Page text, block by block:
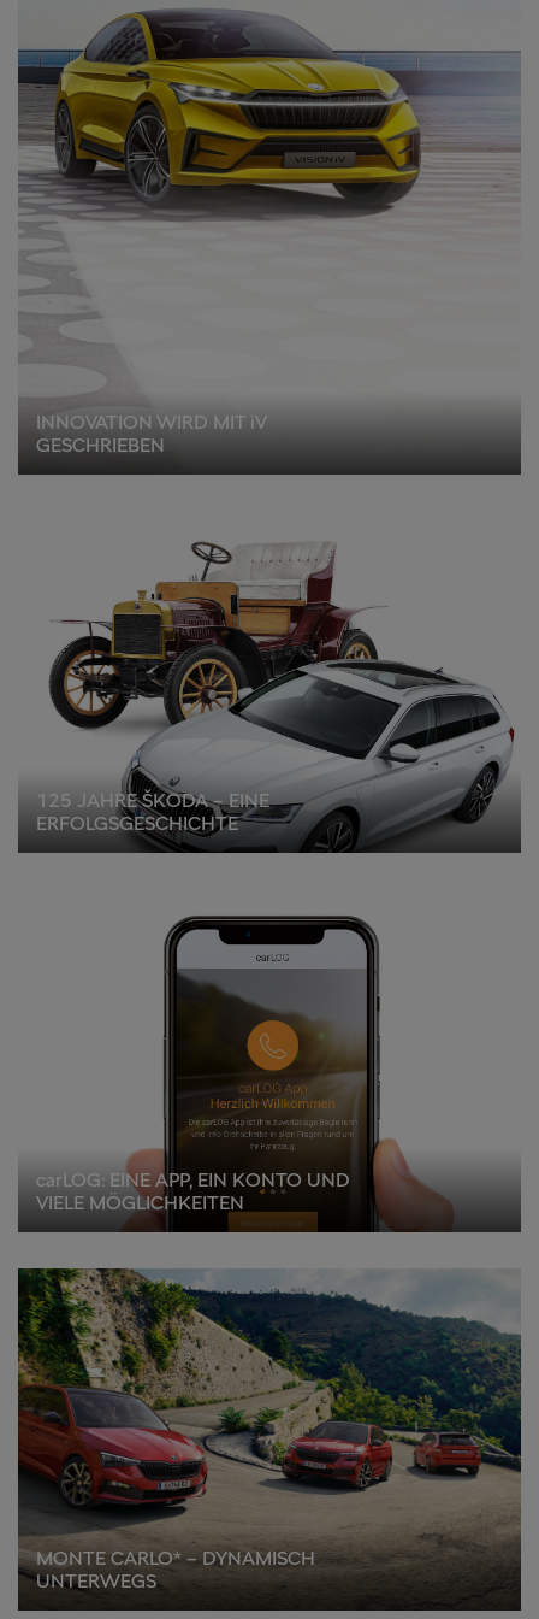
INNOVATION WIRD MIT iV
GESCHRIEBEN
125 JAHRE ŠKODA – EINE
ERFOLGSGESCHICHTE
carLOG: EINE APP, EIN KONTO UND
VIELE MÖGLICHKEITEN
MONTE CARLO* – DYNAMISCH
UNTERWEGS
verweigern oder zurückzuziehen.
Verantwortlich für diese Website und die Cookies ist die Porsche
Austria GmbH und Co. OG. Nähere Informationen über Cookies
finden Sie in der Cookie-Richtlinie oder in den Cookie-
Einstellungen. Sie finden die Cookie-Einstellungen am Ende der
Webseite.
Hinweis zu Cookies für Marketingzwecke:Sofern Sie über einen
von uns personalisierten Link auf unsere Website gelangen,
können Ihre erzeugten Daten, sofern Sie dem explizit zugestimmt
(„Cookies mit Marketingzwecke") haben, von Ihrem zugeordneten
Händler bzw. im Falle eines Porsche Betriebs, Porsche Inter Auto
GmbH Co KG, eingesehen werden.